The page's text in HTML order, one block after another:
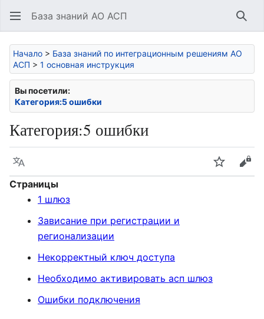
База знаний АО АСП
Начало > База знаний по интеграционным решениям АО
АСП > 1 основная инструкция
Вы посетили:
Категория:5 ошибки
Категория:5 ошибки
Язык Следить
Страницы
1 шлюз
Зависание при регистрации и
регионализации
Некорректный ключ доступа
Необходимо активировать асп шлюз
Ошибки подключения